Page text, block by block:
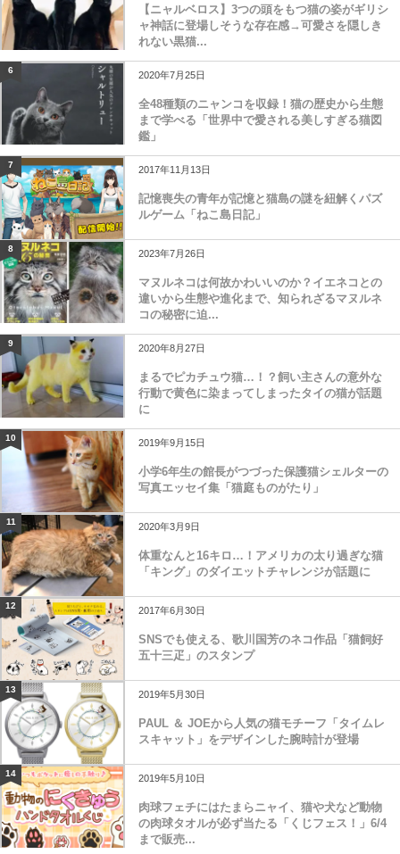
【ニャルベロス】3つの頭をもつ猫の姿がギリシ
ャ神話に登場しそうな存在感→可愛さを隠しき
れない黒猫...
6 2020年7月25日
全48種類のニャンコを収録！猫の歴史から生態
まで学べる「世界中で愛される美しすぎる猫図
鑑」
7 2017年11月13日
記憶喪失の青年が記憶と猫島の謎を紐解くパズ
ルゲーム「ねこ島日記」
8 2023年7月26日
マヌルネコは何故かわいいのか？イエネコとの
違いから生態や進化まで、知られざるマヌルネ
コの秘密に迫...
9 2020年8月27日
まるでピカチュウ猫…！？飼い主さんの意外な
行動で黄色に染まってしまったタイの猫が話題
に
10 2019年9月15日
小学6年生の館長がつづった保護猫シェルターの
写真エッセイ集「猫庭ものがたり」
11 2020年3月9日
体重なんと16キロ…！アメリカの太り過ぎな猫
「キング」のダイエットチャレンジが話題に
12 2017年6月30日
SNSでも使える、歌川国芳のネコ作品「猫飼好
五十三疋」のスタンプ
13 2019年5月30日
PAUL ＆ JOEから人気の猫モチーフ「タイムレ
スキャット」をデザインした腕時計が登場
14 2019年5月10日
肉球フェチにはたまらニャイ、猫や犬など動物
の肉球タオルが必ず当たる「くじフェス！」6/4
まで販売...